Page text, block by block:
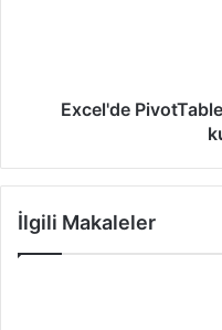
Excel'de
İlgili Makaleler